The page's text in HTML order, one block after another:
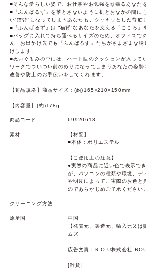
■そんな愛らしい姿で、お仕事やお勉強を頑張るあなた
■『ふんばるず』を落とさないように机とおなかの間に
い“猫背”になってしまうあなたも、シャキッとした背筋
■『ふんばるず』は “猫背”なあなたを支える「こころ」
■バッグに入れて持ち運べるサイズのため、オフィスで
ん、お出かけ先でも『ふんばるず』たちがさまざまな場
けします。
■ぬいぐるみの中には、ハート型のクッションが入って
ワークでついつい前のめりになってしまうあなたの姿
改善や防止のお手伝いをしてくれます。
【商品規格】商品サイズ：(約)165×210×150mm
【内容量】(約)178g
商品コード 69920618
素材
【材質】
■本体：ポリエステル
【ご使用上の注意】
●実際の商品に近い色で表示で
が、パソコンの種類や環境、デ
や明度によって、実際のお色と
のであらかじめご了承ください。
クリーニング方法
原産国
中国
【発売元、製造元、輸入元又
ムズ
広告文責：R.O.U株式会社
[雑貨]